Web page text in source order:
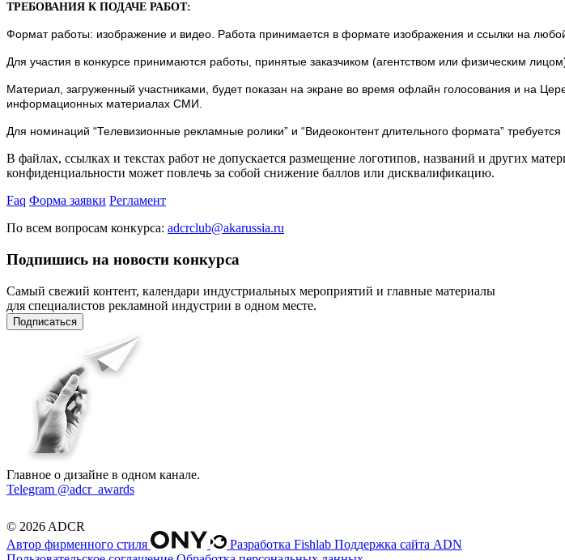
ТРЕБОВАНИЯ К ПОДАЧЕ РАБОТ:
Формат работы: изображение и видео. Работа принимается в формате изображения и ссылки на
Для участия в конкурсе принимаются работы, принятые заказчиком (агентством или физическим
Материал, загруженный участниками, будет показан на экране во время офлайн голосования и на
информационных материалах СМИ.
Для номинаций “Телевизионные рекламные ролики” и “Видеоконтент длительного формата” требуется
В файлах, ссылках и текстах работ не допускается размещение логотипов, названий и других
конфиденциальности может повлечь за собой снижение баллов или дисквалификацию.
Faq Форма заявки Регламент
По всем вопросам конкурса: adcrclub@akarussia.ru
Подпишись на новости конкурса
Самый свежий контент, календари индустриальных мероприятий и главные материалы
для специалистов рекламной индустрии в одном месте.
Подписаться
Главное о дизайне в одном канале.
Telegram @adcr_awards
© 2026 ADCR
Автор фирменного стиля
Разработка Fishlab Поддержка сайта ADN